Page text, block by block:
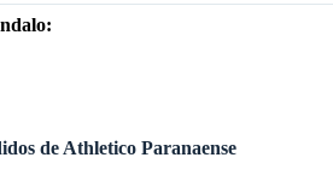
de Athletico Paranaense